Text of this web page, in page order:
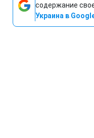
содержание
Украина в